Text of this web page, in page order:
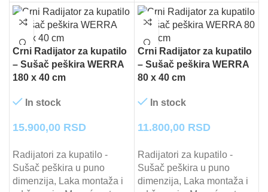
Crni Radijator za kupatilo
– Sušač peškira WERRA
180 x 40 cm
In stock
15.900,00 RSD
Radijatori za kupatilo -
Sušač peškira u puno
dimenzija, Laka montaža i
Crni Radijator za kupatilo
– Sušač peškira WERRA
80 x 40 cm
In stock
11.800,00 RSD
Radijatori za kupatilo -
Sušač peškira u puno
dimenzija, Laka montaža i